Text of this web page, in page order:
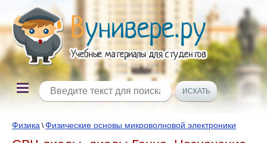
Физика \Физические основы микроволновой электроники